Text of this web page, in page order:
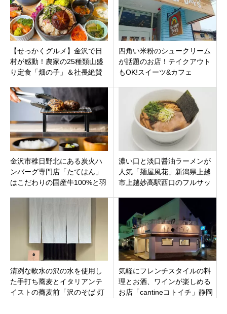
【せっかくグルメ】金沢で日
村が感動！農家の25種類山盛
り定食「畑の子」＆社長絶賛
を徹底紹介！
四角い米粉のシュークリーム
が話題のお店！テイクアウト
もOK!スイーツ&カフェ
区新潟駅南口近くに4月18日オ
ープン
金沢市稚日野北にある炭火ハ
ンバーグ専門店「たてはん」
はこだわりの国産牛100%と羽
濃い口と淡口醤油ラーメンが
人気「麺屋風花」新潟県上越
市上越妙高駅西口のフルサッ
清冽な軟水の沢の水を使用し
た手打ち蕎麦とイタリアンテ
イストの蕎麦前「沢のそば 灯
気軽にフレンチスタイルの料
理とお酒、ワインが楽しめる
お店「cantineコトイチ」静岡